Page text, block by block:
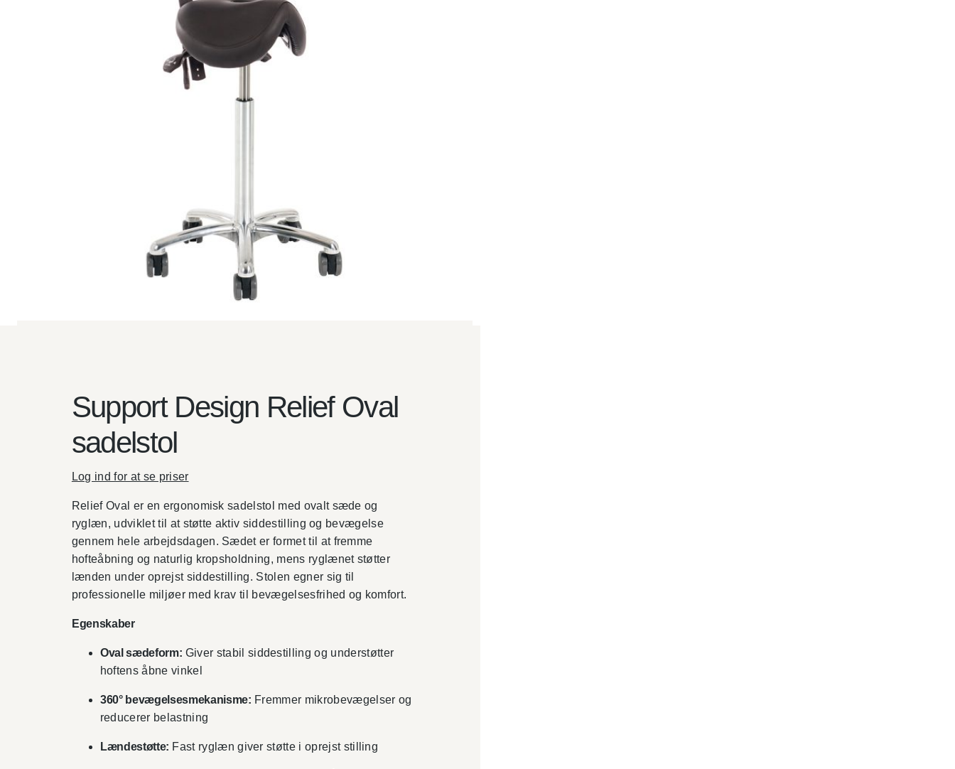
Support Design Relief Oval
sadelstol
Log ind for at se priser
Relief Oval er en ergonomisk sadelstol med ovalt sæde og
ryglæn, udviklet til at støtte aktiv siddestilling og bevægelse
gennem hele arbejdsdagen. Sædet er formet til at fremme
hofteåbning og naturlig kropsholdning, mens ryglænet støtter
lænden under oprejst siddestilling. Stolen egner sig til
professionelle miljøer med krav til bevægelsesfrihed og komfort.
Egenskaber
Oval sædeform: Giver stabil siddestilling og understøtter
hoftens åbne vinkel
360° bevægelsesmekanisme: Fremmer mikrobevægelser og
reducerer belastning
Lændestøtte: Fast ryglæn giver støtte i oprejst stilling